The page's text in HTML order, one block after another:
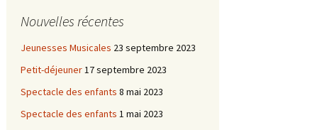
Nouvelles récentes
Jeunesses Musicales 23 septembre 2023
Petit-déjeuner17 septembre 2023
Spectacle des enfants 8 mai 2023
Spectacle des enfants 1 mai 2023